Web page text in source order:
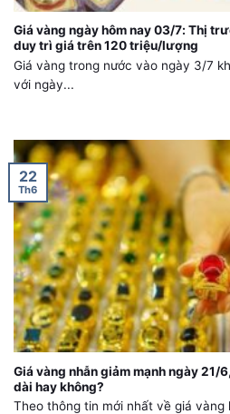
Giá vàng ngày hôm nay 03/7: Thị
duy trì giá trên 120 triệu/lượng
Giá vàng trong nước vào ngày 3/7
với ngày...
Giá vàng nhẫn giảm mạnh ngày 21/
dài hay không?
Theo thông tin mới nhất về giá vàng
22
Th6